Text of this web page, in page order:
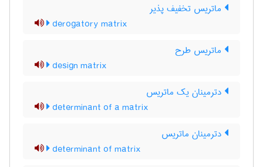
ماتریس تخفیف پذیر
derogatory matrix
ماتریس طرح
design matrix
دترمینان یک ماتریس
determinant of a matrix
دترمینان ماتریس
determinant of matrix